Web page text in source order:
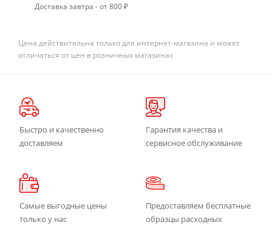
Доставка завтра - от 800 ₽
Цена действительна только для интернет-магазина и может
отличаться от цен в розничных магазинах
Быстро и качественно
доставляем
Гарантия качества и
сервисное обслуживание
Самые выгодные цены
только у нас
Предоставляем бесплатные
образцы расходных